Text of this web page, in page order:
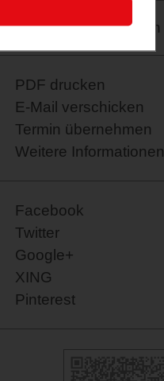
Merkzettel: speichern
PDF drucken
E-Mail verschicken
Termin übernehmen
Weitere Informationen
Facebook
Twitter
Google+
XING
Pinterest